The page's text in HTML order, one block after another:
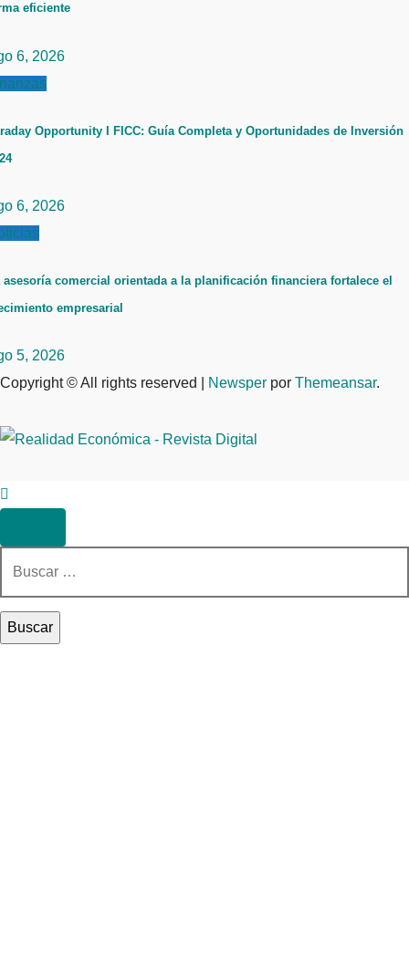
eficiente
6, 2026
Opportunity I FICC: Guía Completa y Oportunidades de Inversión
6, 2026
asesoría comercial orientada a la planificación financiera fortalece el
empresarial
5, 2026
Copyright © All rights reserved
Newsper por Themeansar.